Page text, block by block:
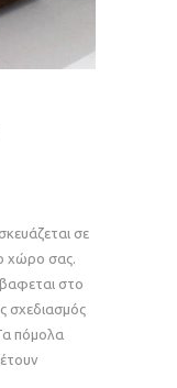
σε
χώρο σας.
στο
σχεδιασμός
πόμολα